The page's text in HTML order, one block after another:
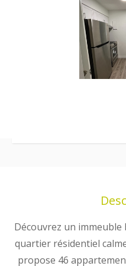
Découvrez un
quartier résidentiel
propose 46